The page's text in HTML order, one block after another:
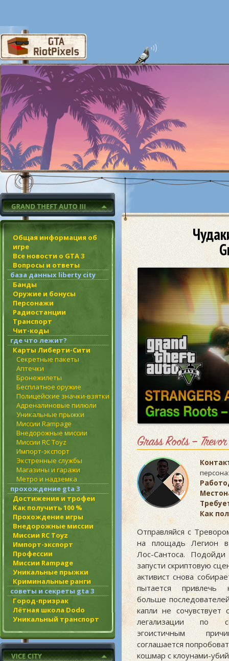
Общая информация об
игре
Все новости о GTA 3
Вопросы и ответы
база данных liberty city
Банды
Оружие и бонусы
Персонажи
Радиостанции
Транспорт
Чит-коды
где что лежит?
Карты Либерти-Сити
Секретные пакеты
Аптечки
Бронежилеты
Бесплатное оружие
Полицейские значки-взятки
Адреналиновые пилюли
Уникальные прыжки
Миссии Rampage
Внедорожные миссии
Миссии RC Toyz
Импорт-экспорт
Экстренные службы
Магазины и гаражи
Метро и надземка
прохождение gta 3
Достижения и трофеи
Как получить 100 %
Прохождение игры
Внедорожные миссии
Миссии RC Toyz
Импорт-экспорт
Профессии
Миссии Rampage
Уникальные прыжки
Криминальные ранги
советы и секреты gta 3
Город-призрак
Лётная школа Dodo
Уникальный транспорт
Grass Roots –
Как
Отправляйся с
на площадь Легион в
Лос-Сантоса.
запусти скриптовую
активист снова
пытается привлечь
больше
капли не сочувствует
легализации по
эгоистичным
соглашается
кошмар с клоунами-